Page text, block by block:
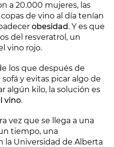
a 20.000 mujeres, las
de vino al día tenían
obesidad. Y es que
del resveratrol, un
vino rojo.
los que después de
y evitas picar algo de
algún kilo, la solución es
vino.
vez que se llega a una
tiempo, una
la Universidad de Alberta